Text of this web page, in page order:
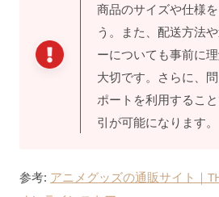
商品のサイズや仕様
う。また、配送方法
ーについても事前に
大切です。さらに、
ポートを利用するこ
引が可能になります。
参考: アニメグッズの通販サイト｜